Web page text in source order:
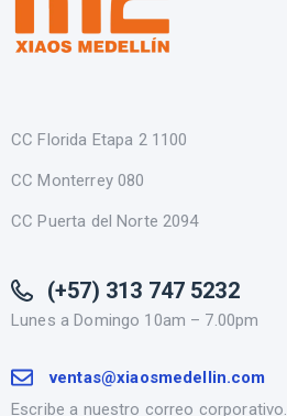
CC Florida Etapa 2 1100
CC Monterrey 080
CC Puerta del Norte 2094
(+57) 313 747 5232
Lunes a Domingo 10am – 7.00pm
ventas@xiaosmedellin.com
Escribe a nuestro correo corporativo.